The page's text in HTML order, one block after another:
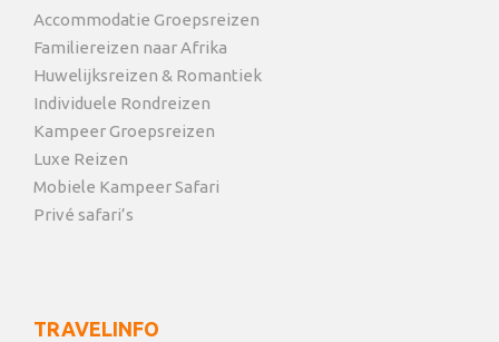
Accommodatie Groepsreizen
Familiereizen naar Afrika
Huwelijksreizen & Romantiek
Individuele Rondreizen
Kampeer Groepsreizen
Luxe Reizen
Mobiele Kampeer Safari
Privé safari’s
TRAVELINFO